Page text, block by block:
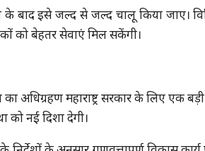
बाद इसे जल्द से जल्द चालू किया जाए।
को बेहतर सेवाएं मिल सकेंगी।
अधिग्रहण महाराष्ट्र सरकार के लिए एक
को नई दिशा देगी।